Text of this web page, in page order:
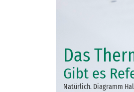
Das
Gibt es
Natürlich. Diagramm